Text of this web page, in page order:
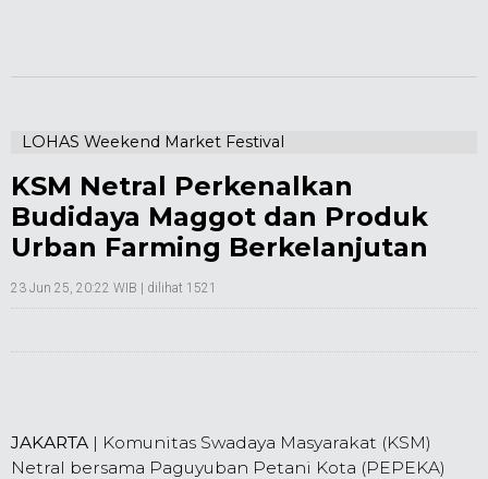
LOHAS Weekend Market Festival
KSM Netral Perkenalkan
Budidaya Maggot dan Produk
Urban Farming Berkelanjutan
23 Jun 25, 20:22 WIB | dilihat 1521
JAKARTA | Komunitas Swadaya Masyarakat (KSM)
Netral bersama Paguyuban Petani Kota (PEPEKA)